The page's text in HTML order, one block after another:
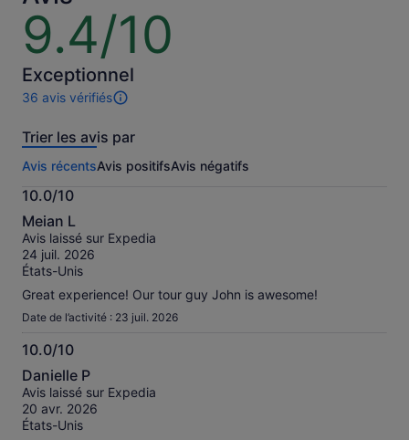
9.4/10
9.4
sur
10
Exceptionnel
36 avis vérifiés
36 avis
cette
Plus
d’informations
sur
nos
avis
vérifiés
Trier les avis par
Avis récentsAvis positifsAvis négatifs
10.0/10
10.0
sur
10
Meian L
Avis laissé sur Expedia
24 juil. 2026
États-Unis
Great experience! Our tour guy John is awesome!
Date de l’activité : 23 juil. 2026
10.0/10
10.0
sur
10
Danielle P
Avis laissé sur Expedia
20 avr. 2026
États-Unis